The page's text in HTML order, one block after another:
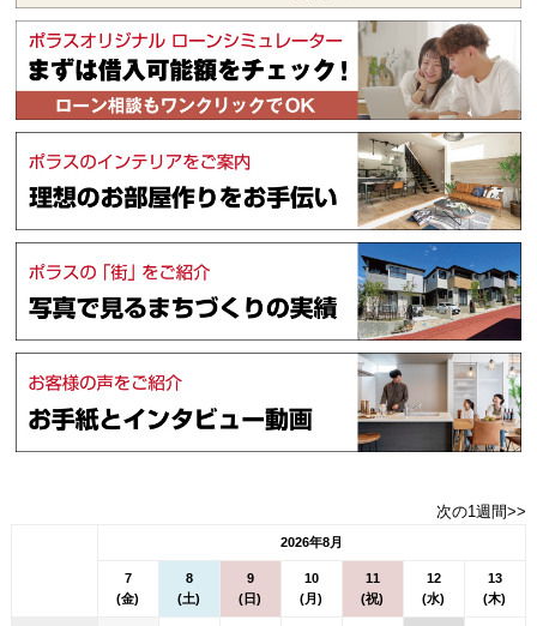
次の1週間>>
2026年8月
7
(金)
8
(土)
9
(日)
10
(月)
11
(祝)
12
(水)
13
(木)